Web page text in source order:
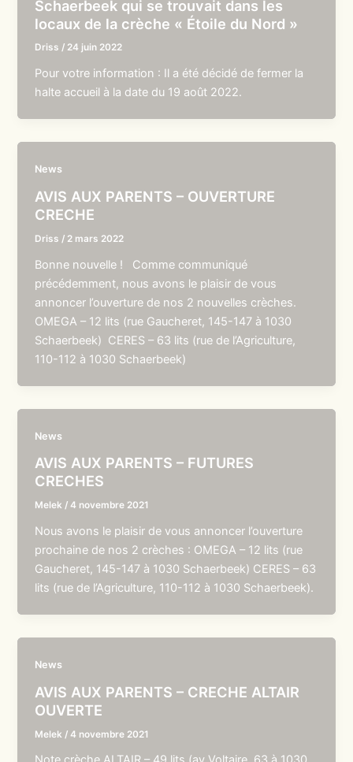
Schaerbeek qui se trouvait dans les
locaux de la crèche « Étoile du Nord »
Driss / 24 juin 2022
Pour votre information : Il a été décidé de fermer la
halte accueil à la date du 19 août 2022.
News
AVIS AUX PARENTS – OUVERTURE
CRECHE
Driss / 2 mars 2022
Bonne nouvelle ! Comme communiqué
précédemment, nous avons le plaisir de vous
annoncer l’ouverture de nos 2 nouvelles crèches.
OMEGA – 12 lits (rue Gaucheret, 145-147 à 1030
Schaerbeek) CERES – 63 lits (rue de l’Agriculture,
110-112 à 1030 Schaerbeek)
News
AVIS AUX PARENTS – FUTURES
CRECHES
Melek /4 novembre 2021
Nous avons le plaisir de vous annoncer l’ouverture
prochaine de nos 2 crèches : OMEGA – 12 lits (rue
Gaucheret, 145-147 à 1030 Schaerbeek) CERES – 63
lits (rue de l’Agriculture, 110-112 à 1030 Schaerbeek).
News
AVIS AUX PARENTS – CRECHE ALTAIR
OUVERTE
Melek /4 novembre 2021